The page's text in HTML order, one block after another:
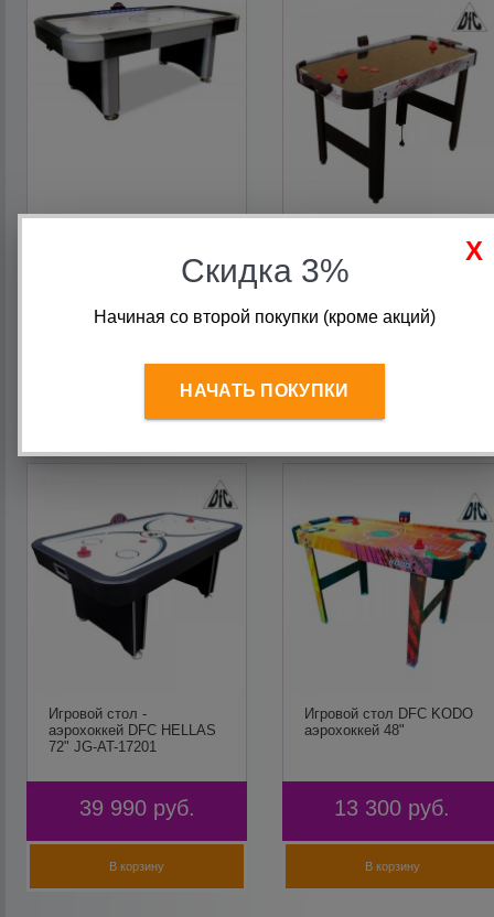
65 327 руб.
GS-AT-5150
14 510 руб.
Игровой стол -
аэрохоккей DFC HELLAS
72" JG-AT-17201
39 990 руб.
В корзину
Игровой стол DFC KODO
аэрохоккей 48"
13 300 руб.
В корзину
Скидка 3%
Начиная со второй покупки (кроме акций)
НАЧАТЬ ПОКУПКИ